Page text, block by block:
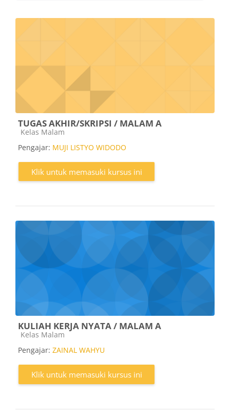
TUGAS AKHIR/SKRIPSI / MALAM A
Kategori kursus
Kelas Malam
Pengajar: MUJI LISTYO WIDODO
Klik untuk memasuki kursus ini
KULIAH KERJA NYATA / MALAM A
Kategori kursus
Kelas Malam
Pengajar: ZAINAL WAHYU
Klik untuk memasuki kursus ini